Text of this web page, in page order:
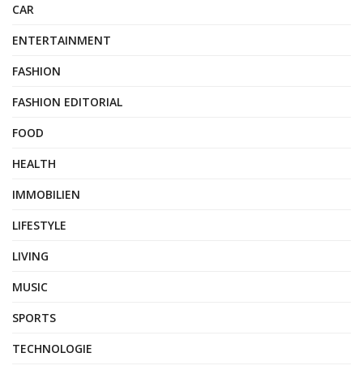
CAR
ENTERTAINMENT
FASHION
FASHION EDITORIAL
FOOD
HEALTH
IMMOBILIEN
LIFESTYLE
LIVING
MUSIC
SPORTS
TECHNOLOGIE